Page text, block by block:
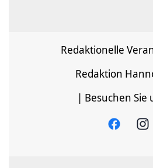
Redaktionelle
Redaktion
| Besuchen Sie